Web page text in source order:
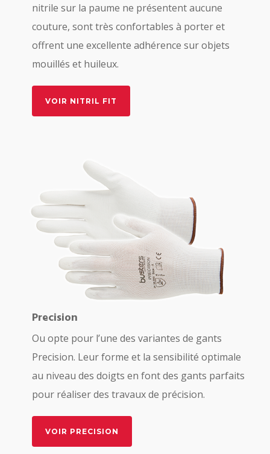
nitrile sur la paume ne présentent aucune
couture, sont très confortables à porter et
offrent une excellente adhérence sur objets
mouillés et huileux.
VOIR NITRIL FIT
Precision
Ou opte pour l’une des variantes de gants
Precision. Leur forme et la sensibilité optimale
au niveau des doigts en font des gants parfaits
pour réaliser des travaux de précision.
VOIR PRECISION